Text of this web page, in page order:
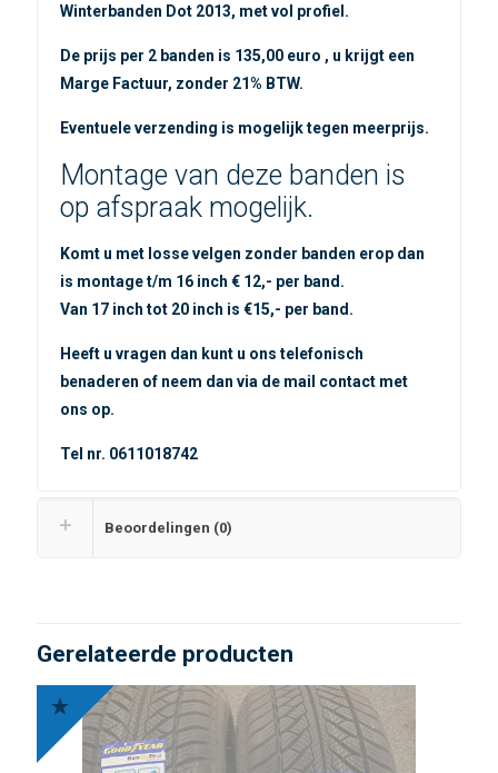
Winterbanden Dot 2013, met vol profiel.
De prijs per 2 banden is 135,00 euro , u krijgt een
Marge Factuur, zonder 21% BTW.
Eventuele verzending is mogelijk tegen meerprijs.
Montage van deze banden is
op afspraak mogelijk.
Komt u met losse velgen zonder banden erop dan
is montage t/m 16 inch € 12,- per band.
Van 17 inch tot 20 inch is €15,- per band.
Heeft u vragen dan kunt u ons telefonisch
benaderen of neem dan via de mail contact met
ons op.
Tel nr. 0611018742
Beoordelingen (0)
Gerelateerde producten